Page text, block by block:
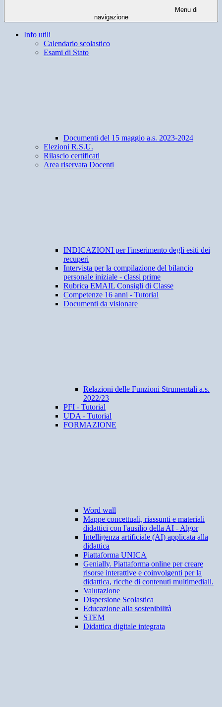
Menu di
navigazione
Info utili
Calendario scolastico
Esami di Stato
Documenti del 15 maggio a.s. 2023-2024
Elezioni R.S.U.
Rilascio certificati
Area riservata Docenti
INDICAZIONI per l'inserimento degli esiti dei
recuperi
Intervista per la compilazione del bilancio
personale iniziale - classi prime
Rubrica EMAIL Consigli di Classe
Competenze 16 anni - Tutorial
Documenti da visionare
Relazioni delle Funzioni Strumentali a.s.
2022/23
PFI - Tutorial
UDA - Tutorial
FORMAZIONE
Word wall
Mappe concettuali, riassunti e materiali
didattici con l'ausilio della AI - Algor
Intelligenza artificiale (AI) applicata alla
didattica
Piattaforma UNICA
Genially. Piattaforma online per creare
risorse interattive e coinvolgenti per la
didattica, ricche di contenuti multimediali.
Valutazione
Dispersione Scolastica
Educazione alla sostenibilità
STEM
Didattica digitale integrata